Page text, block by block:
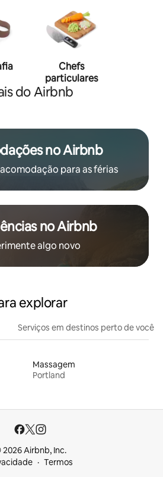
Chefs
particulares
do Airbnb
no Airbnb
para as férias
no Airbnb
algo novo
explorar
Serviços em destinos perto de você
Massagem
Portland
Airbnb, Inc.
Termos